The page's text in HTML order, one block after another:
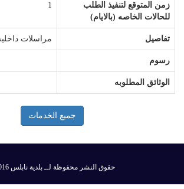
زمن المتوقع لتنفيذ الطلب
للحالات الخاصه (بالايام)
1
تفاصيل مراسلات
رسوم
الوثائق المطلوبه
جميع الخدمات
©2016 حقوق النشر محفوظة لــ بلدية نابلس